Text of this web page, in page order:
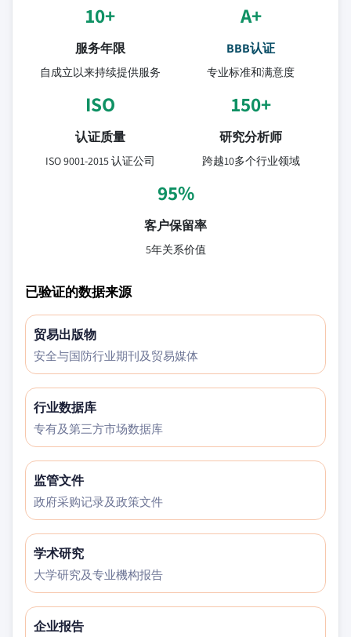
10+
服务年限
自成立以来持续提供服务
A+
BBB认证
专业标准和满意度
ISO
认证质量
ISO 9001-2015 认证公司
150+
研究分析师
跨越10多个行业领域
95%
客户保留率
5年关系价值
已验证的数据来源
贸易出版物
安全与国防行业期刊及贸易媒体
行业数据库
专有及第三方市场数据库
监管文件
政府采购记录及政策文件
学术研究
大学研究及专业機构报告
企业报告